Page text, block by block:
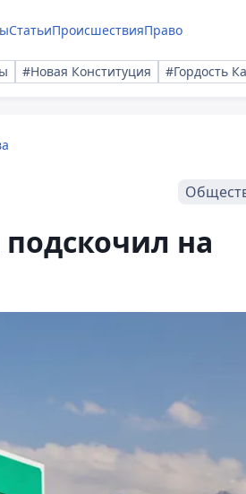
СтатьиПроисшествияПраво
#Новая Конституция #Гордость
на